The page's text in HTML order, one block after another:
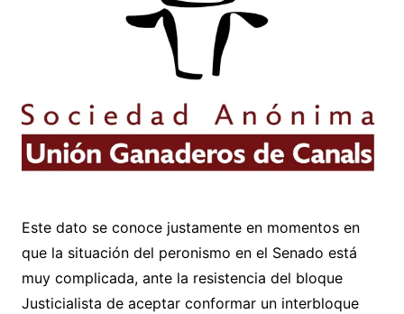
Este dato se conoce justamente en momentos en
que la situación del peronismo en el Senado está
muy complicada, ante la resistencia del bloque
Justicialista de aceptar conformar un interbloque